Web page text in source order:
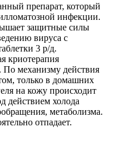
препарат, который
инфекции.
защитные силы
вируса с
3 р/д.
криотерапия
По механизму действия
только в домашних
на кожу происходит
действием холода
метаболизма.
отпадает.